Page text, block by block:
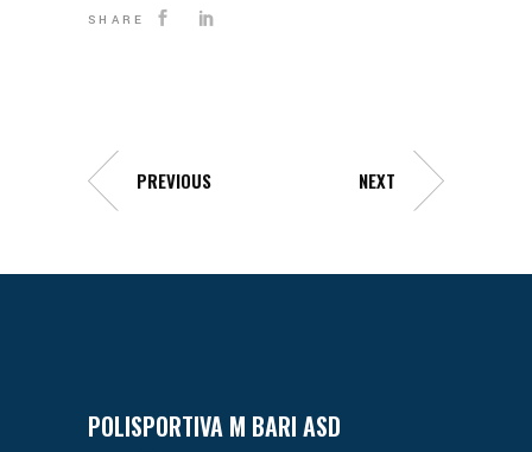
SHARE
PREVIOUS NEXT
POLISPORTIVA M BARI ASD